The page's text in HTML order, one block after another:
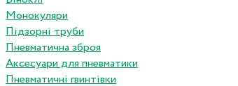
Монокуляри
Підзорні труби
Пневматична зброя
Аксесуари для пневматики
Пневматичні гвинтівки